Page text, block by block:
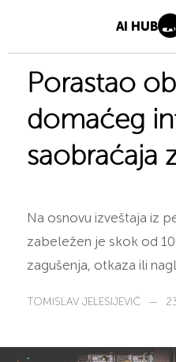
AI HUB
Porastao
domaćeg
saobraćaja
Na osnovu izveštaja iz
zabeležen je skok od
zagušenja, otkaza ili
TOMISLAV JELESIJEVIĆ —